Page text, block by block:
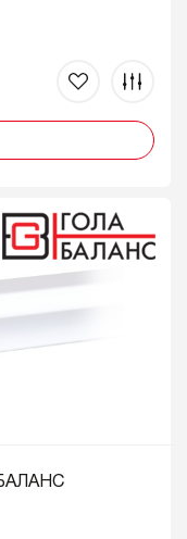
БАЛАНС